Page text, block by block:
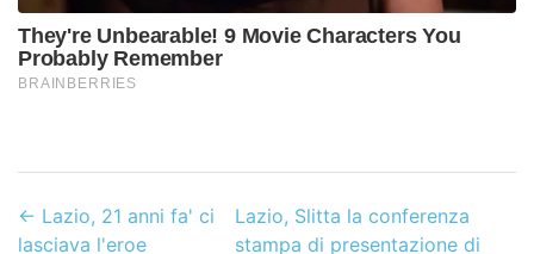
← Lazio, 21 anni fa' ci
lasciava l'eroe
Lazio, Slitta la conferenza
stampa di presentazione di